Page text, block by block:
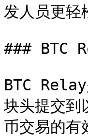
发人员更
### BTC
BTC Relay
块头提交到
币交易的有